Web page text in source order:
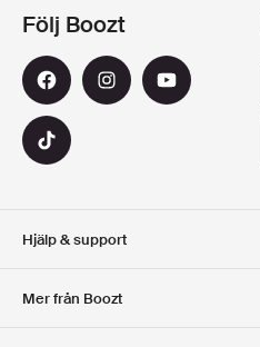
Hjälp & support
Mer från Boozt
Följ Boozt